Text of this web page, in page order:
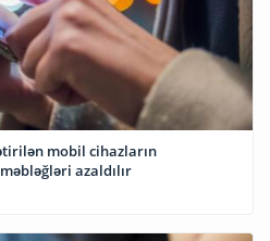
mobil cihazların
azaldılır